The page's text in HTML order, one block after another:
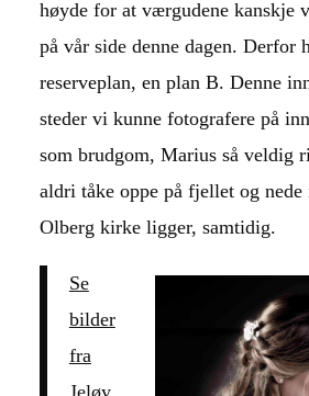
høyde for at værgudene kanskje
på vår side denne dagen. Derfor
reserveplan, en plan B. Denne
steder vi kunne fotografere på
som brudgom, Marius så veldig
aldri tåke oppe på fjellet og nede
Olberg kirke ligger, samtidig.
Se
bilder
fra